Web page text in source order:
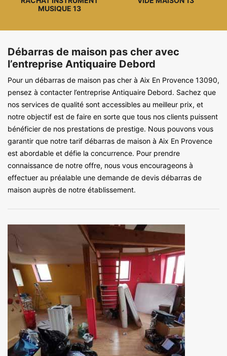
MUSIQUE 13
Débarras de maison pas cher avec
l’entreprise Antiquaire Debord
Pour un débarras de maison pas cher à Aix En Provence 13090,
pensez à contacter l’entreprise Antiquaire Debord. Sachez que
nos services de qualité sont accessibles au meilleur prix, et
notre objectif est de faire en sorte que tous nos clients puissent
bénéficier de nos prestations de prestige. Nous pouvons vous
garantir que notre tarif débarras de maison à Aix En Provence
est abordable et défie la concurrence. Pour prendre
connaissance de notre offre, nous vous encourageons à
effectuer au préalable une demande de devis débarras de
maison auprès de notre établissement.